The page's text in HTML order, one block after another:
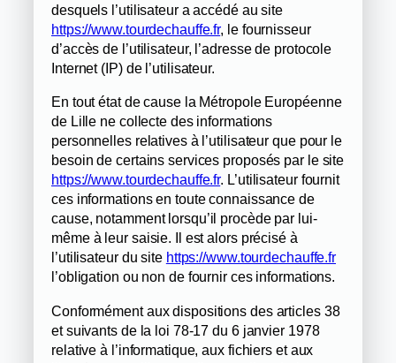
desquels l’utilisateur a accédé au site
https://www.tourdechauffe.fr, le fournisseur
d’accès de l’utilisateur, l’adresse de protocole
Internet (IP) de l’utilisateur.
En tout état de cause la Métropole Européenne
de Lille ne collecte des informations
personnelles relatives à l’utilisateur que pour le
besoin de certains services proposés par le site
https://www.tourdechauffe.fr. L’utilisateur fournit
ces informations en toute connaissance de
cause, notamment lorsqu’il procède par lui-
même à leur saisie. Il est alors précisé à
l’utilisateur du site https://www.tourdechauffe.fr
l’obligation ou non de fournir ces informations.
Conformément aux dispositions des articles 38
et suivants de la loi 78-17 du 6 janvier 1978
relative à l’informatique, aux fichiers et aux